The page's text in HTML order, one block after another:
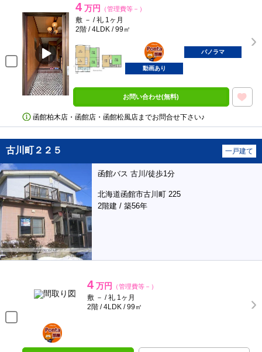
4 万円 （管理費等－）
敷 － / 礼 1ヶ月
2階 / 4LDK / 99㎡
ポンタ
部屋
パノラマ
動画あり
お問い合わせ(無料)
函館柏木店・函館店・函館松風店までお問合せ下さい♪
古川町２２５ 一戸建て
函館バス 古川/徒歩1分
北海道函館市古川町 225
2階建 / 築56年
4 万円 （管理費等－）
敷 － / 礼 1ヶ月
2階 / 4LDK / 99㎡
ポンタ
部屋